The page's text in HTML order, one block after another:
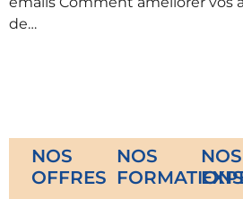
de…
NOS
OFFRES
NOS
FORMATIONS
NOS